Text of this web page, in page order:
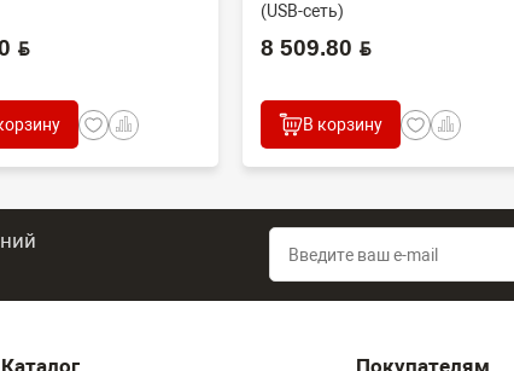
(USB-сеть)
8 509.80 BYN
В корзину